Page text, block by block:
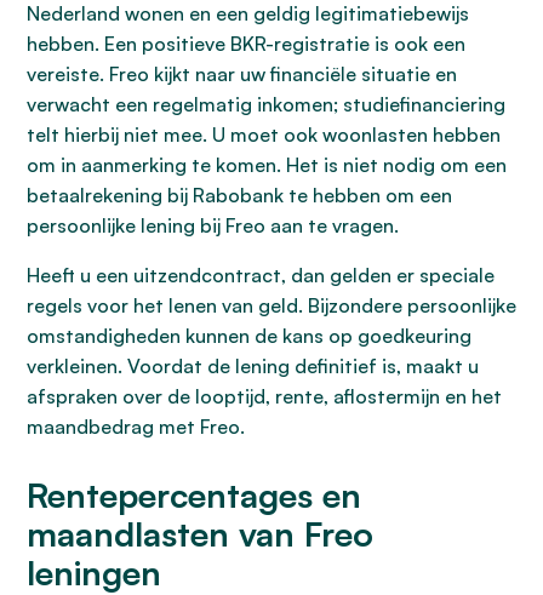
Nederland wonen en een geldig legitimatiebewijs
hebben. Een positieve BKR-registratie is ook een
vereiste. Freo kijkt naar uw financiële situatie en
verwacht een regelmatig inkomen; studiefinanciering
telt hierbij niet mee. U moet ook woonlasten hebben
om in aanmerking te komen. Het is niet nodig om een
betaalrekening bij Rabobank te hebben om een
persoonlijke lening bij Freo aan te vragen.
Heeft u een uitzendcontract, dan gelden er speciale
regels voor het lenen van geld. Bijzondere persoonlijke
omstandigheden kunnen de kans op goedkeuring
verkleinen. Voordat de lening definitief is, maakt u
afspraken over de looptijd, rente, aflostermijn en het
maandbedrag met Freo.
Rentepercentages en
maandlasten van Freo
leningen